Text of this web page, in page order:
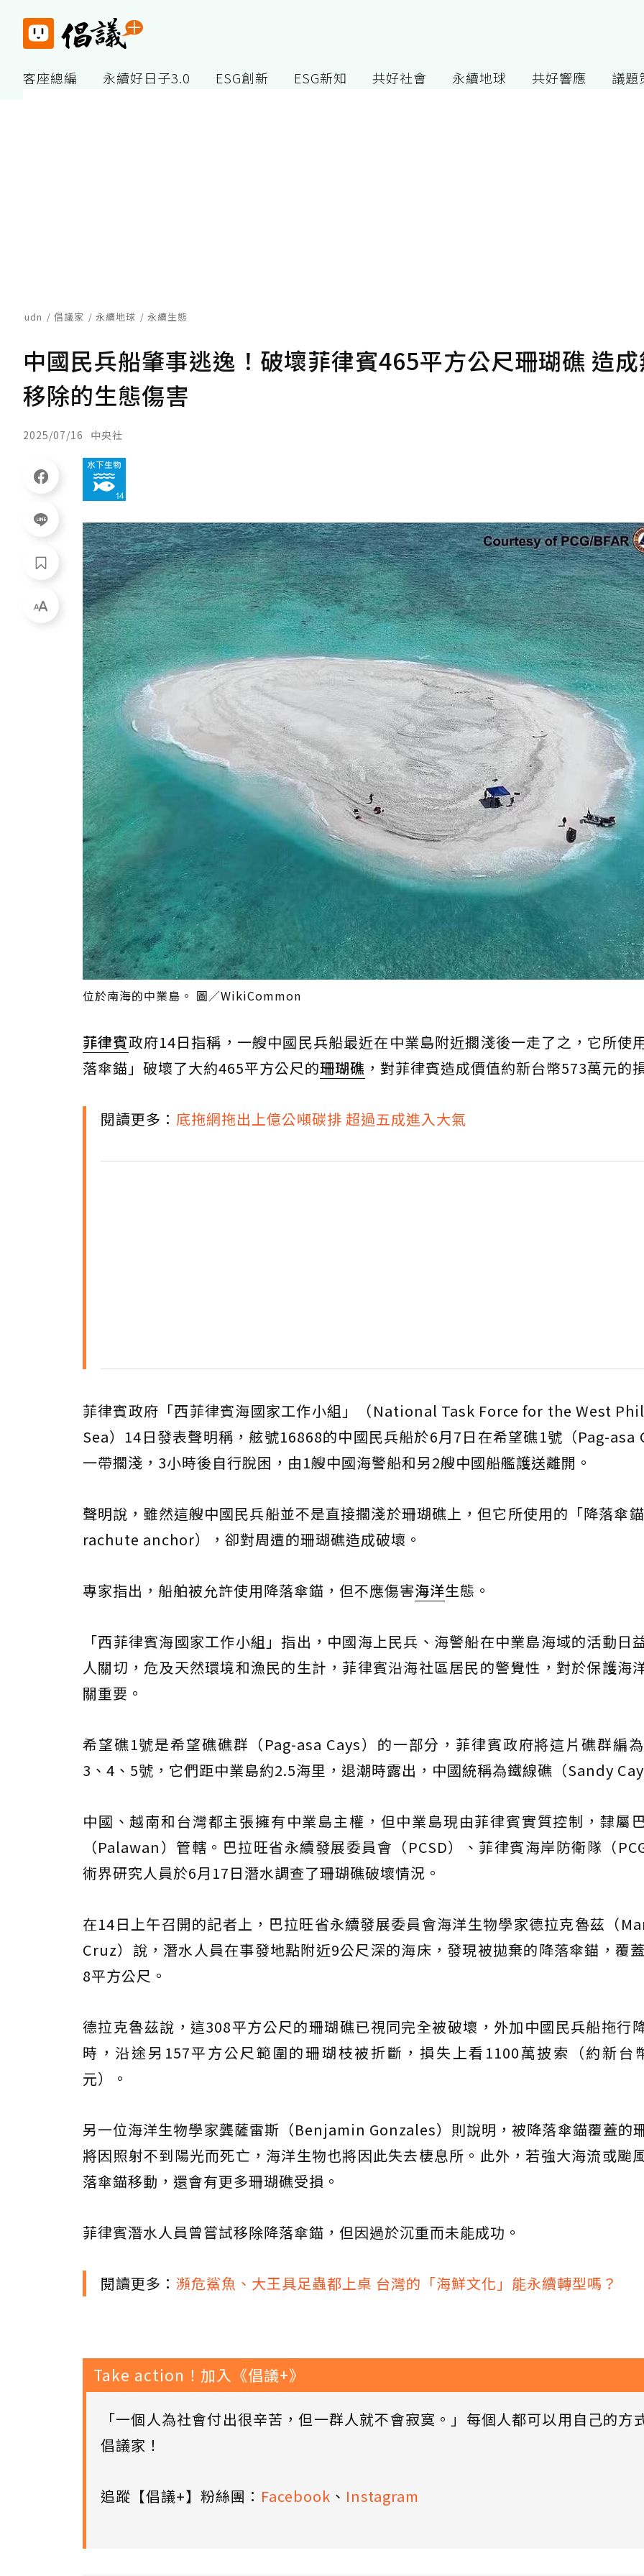
客座總編 永續好日子3.0 ESG創新 ESG新知 共好社會 永續地球 共好響應 議題
udn 倡議家 永續地球 永續生態
中國民兵船肇事逃逸！破壞菲律賓465平方公尺珊瑚礁 造
移除的生態傷害
2025/07/16 中央社
位於南海的中業島。 圖／WikiCommon
菲律賓政府14日指稱，一艘中國民兵船最近在中業島附近擱淺後一走了之，它所使
落傘錨」破壞了大約465平方公尺的珊瑚礁 ，對菲律賓造成價值約新台幣573萬元的
閱讀更多： 底拖網拖出上億公噸碳排 超過五成進入大氣
菲律賓政府「西菲律賓海國家工作小組」（National Task Force for the West
Sea）14日發表聲明稱，舷號16868的中國民兵船於6月7日在希望礁1號（Pag-asa
一帶擱淺，3小時後自行脫困，由1艘中國海警船和另2艘中國船艦護送離開。
聲明說，雖然這艘中國民兵船並不是直接擱淺於珊瑚礁上，但它所使用的「降落傘
rachute anchor），卻對周遭的珊瑚礁造成破壞。
專家指出，船舶被允許使用降落傘錨，但不應傷害海洋生態。
「西菲律賓海國家工作小組」指出，中國海上民兵、海警船在中業島海域的活動日
人關切，危及天然環境和漁民的生計，菲律賓沿海社區居民的警覺性，對於保護海
關重要。
希望礁1號是希望礁礁群（Pag-asa Cays）的一部分，菲律賓政府將這片礁群編
3、4、5號，它們距中業島約2.5海里，退潮時露出，中國統稱為鐵線礁（Sandy
中國、越南和台灣都主張擁有中業島主權，但中業島現由菲律賓實質控制，隸屬
（Palawan）管轄。巴拉旺省永續發展委員會（PCSD）、菲律賓海岸防衛隊（
術界研究人員於6月17日潛水調查了珊瑚礁破壞情況。
在14日上午召開的記者上，巴拉旺省永續發展委員會海洋生物學家德拉克魯茲（
Cruz）說，潛水人員在事發地點附近9公尺深的海床，發現被拋棄的降落傘錨，覆
8平方公尺。
德拉克魯茲說，這308平方公尺的珊瑚礁已視同完全被破壞，外加中國民兵船拖行
時，沿途另157平方公尺範圍的珊瑚枝被折斷，損失上看1100萬披索（約新台
元）。
另一位海洋生物學家龔薩雷斯（Benjamin Gonzales）則說明，被降落傘錨覆蓋的
將因照射不到陽光而死亡，海洋生物也將因此失去棲息所。此外，若強大海流或颱
落傘錨移動，還會有更多珊瑚礁受損。
菲律賓潛水人員曾嘗試移除降落傘錨，但因過於沉重而未能成功。
閱讀更多： 瀕危鯊魚、大王具足蟲都上桌 台灣的「海鮮文化」能永續轉型嗎？
Take action！加入《倡議+》
「一個人為社會付出很辛苦，但一群人就不會寂寞。」每個人都可以用自己的方
倡議家！
追蹤【倡議+】粉絲團： Facebook 、 Instagram